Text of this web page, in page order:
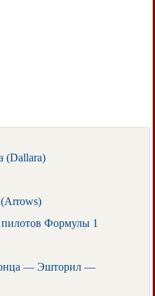
(Dallara)
Формулы 1
— Эшторил —